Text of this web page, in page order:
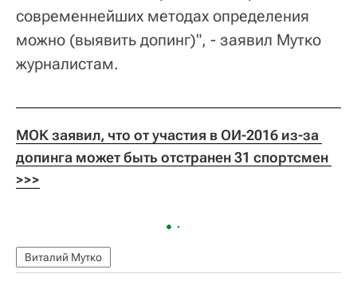
современнейших методах определения
можно (выявить допинг)", - заявил Мутко
журналистам.
МОК заявил, что от участия в ОИ-2016 из-за
допинга может быть отстранен 31 спортсмен
>>>
Виталий Мутко